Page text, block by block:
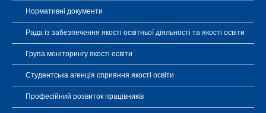
Нормативні документи
Рада із забезпечення якості освітньої діяльності та якості освіти
Група моніторингу якості освіти
Студентська агенція сприяння якості освіти
Професійний розвиток працівників